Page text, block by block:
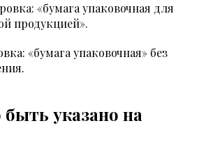
«бумага упаковочная для
продукцией».
«бумага упаковочная» без
указано на